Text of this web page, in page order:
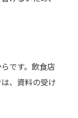
です。飲食店
、資料の受け